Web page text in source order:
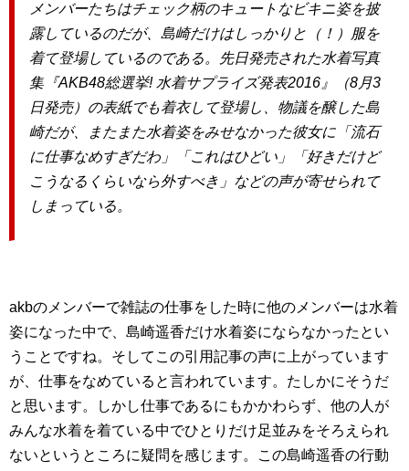
メンバーたちはチェック柄のキュートなビキニ姿を披
露しているのだが、島崎だけはしっかりと（！）服を
着て登場しているのである。先日発売された水着写真
集『AKB48総選挙! 水着サプライズ発表2016』（8月3
日発売）の表紙でも着衣して登場し、物議を醸した島
崎だが、またまた水着姿をみせなかった彼女に「流石
に仕事なめすぎだわ」「これはひどい」「好きだけど
こうなるくらいなら外すべき」などの声が寄せられて
しまっている。
akbのメンバーで雑誌の仕事をした時に他のメンバーは水着
姿になった中で、島崎遥香だけ水着姿にならなかったとい
うことですね。そしてこの引用記事の声に上がっています
が、仕事をなめていると言われています。たしかにそうだ
と思います。しかし仕事であるにもかかわらず、他の人が
みんな水着を着ている中でひとりだけ足並みをそろえられ
ないというところに疑問を感じます。この島崎遥香の行動